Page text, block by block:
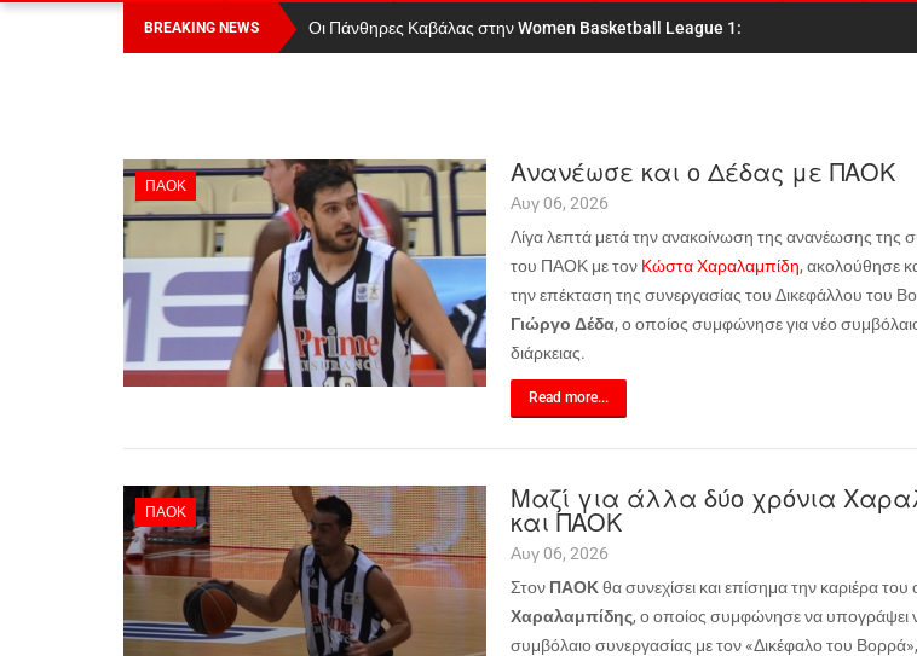
BREAKING NEWS Οι Πάνθηρες Καβάλας στην Women Basketball League 1
Αναχώρησε για τα Γιάννενα η Εθνική Γυναικών
ΠΑΟΚ Ανανέωσε και ο Δέδας με ΠΑΟΚ
Αυγ 06, 2026
Λίγα λεπτά μετά την ανακοίνωση της ανανέωσης της
του ΠΑΟΚ με τον Κώστα Χαραλαμπίδη, ακολούθησε
την επέκταση της συνεργασίας του Δικεφάλλου του
Γιώργο Δέδα, ο οποίος συμφώνησε για νέο
διάρκειας.
Read more...
ΠΑΟΚ Μαζί για άλλα δύο χρόνια
και ΠΑΟΚ
Αυγ 06, 2026
Στον ΠΑΟΚθα συνεχίσει και επίσημα την καριέρα του
Χαραλαμπίδης, ο οποίος συμφώνησε να υπογράψει
συμβόλαιο συνεργασίας με τον «Δικέφαλο του Βορρά»,